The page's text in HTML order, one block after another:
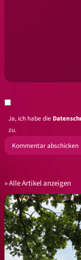
Ja, ich habe die
zu.
Alle Artikel anzeigen